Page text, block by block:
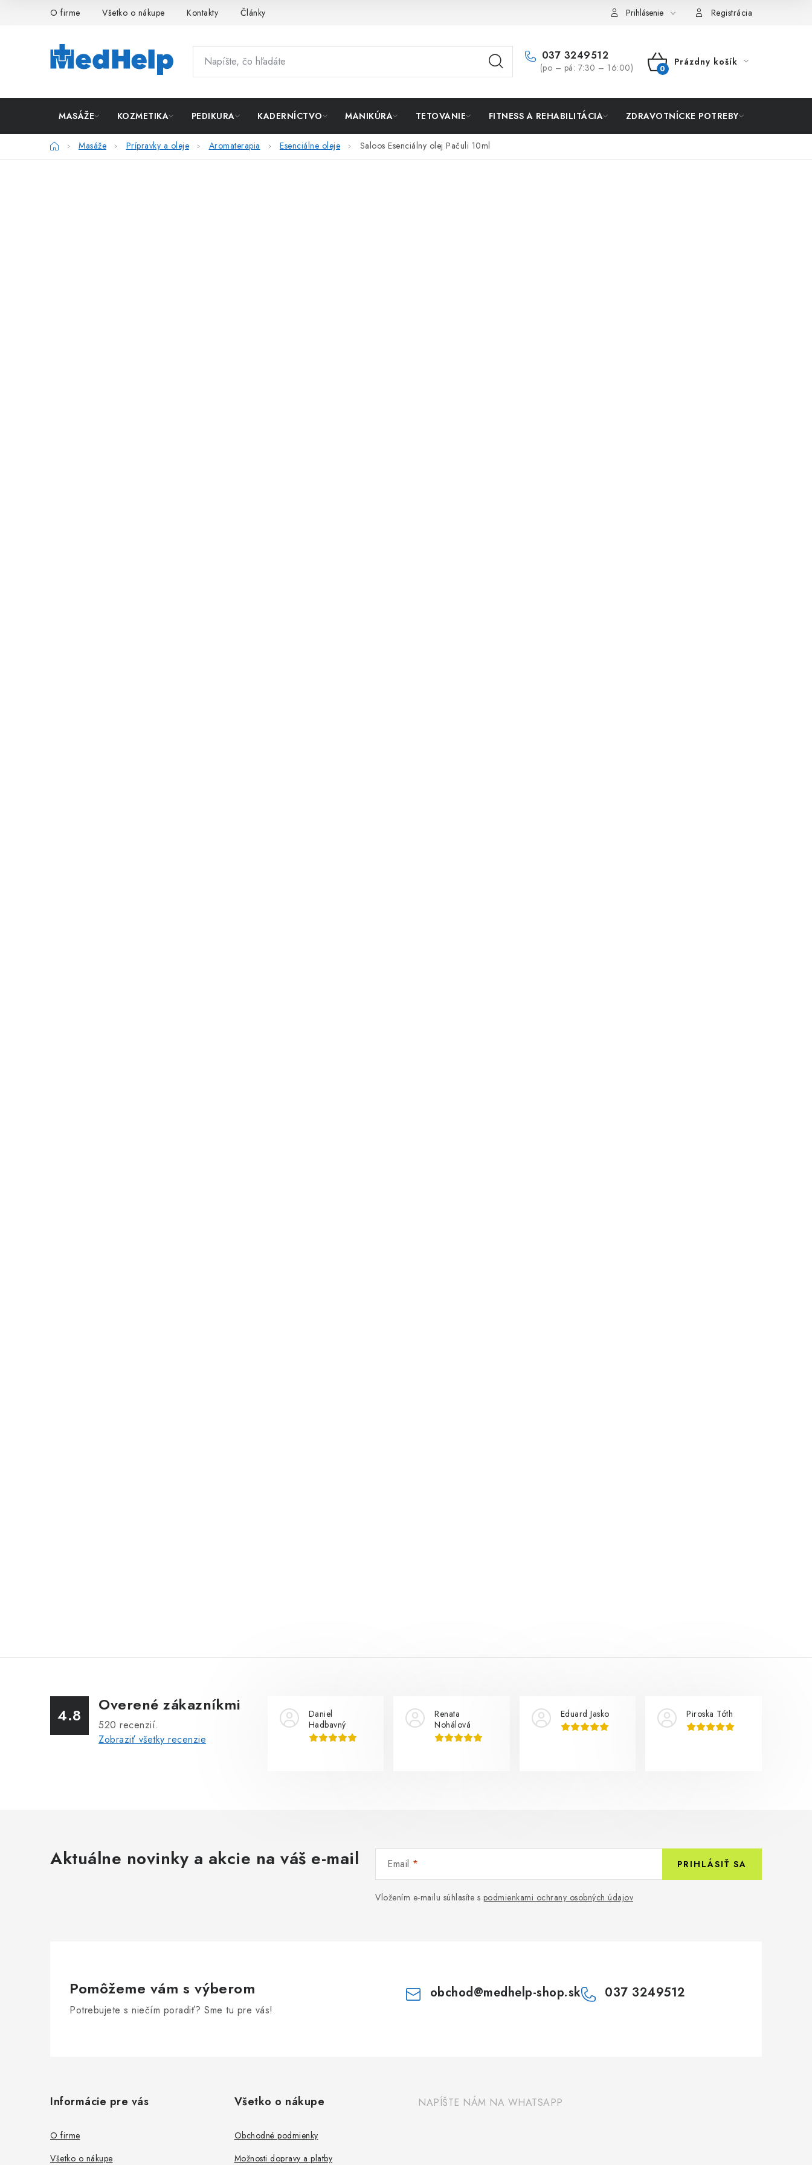
O firme Všetko o nákupe Kontakty Články Prihlásenie Registrácia
037 3249512
(po – pá: 7:30 – 16:00)
NÁKUPNÝ
Prázdny košík
MASÁŽE KOZMETIKA PEDIKURA KADERNÍCTVO MANIKÚRA TETOVANIE FITNESS A REHABILITÁCIA ZDRAVOTNÍCKE POTREBY
DomovMasáže Prípravky a oleje Aromaterapia Esenciálne oleje Saloos Esenciálny olej Pačuli 10ml
4.8
Overené zákazníkmi
520 recenzií.
Zobraziť všetky recenzie
Daniel
Hadbavný
Renata
Nohálová
Eduard Jasko Piroska Tóth
Aktuálne novinky a akcie na váš e-mail Email
Vložením e-mailu súhlasíte s podmienkami ochrany osobných údajov
PRIHLÁSIŤ SA
Pomôžeme vám s výberom
Potrebujete s niečím poradiť? Sme tu pre vás!
obchod@medhelp-shop.sk 037 3249512
Informácie pre vás
O firme
Všetko o nákupe
Všetko o nákupe
Obchodné podmienky
Možnosti dopravy a platby
NAPÍŠTE NÁM NA WHATSAPP